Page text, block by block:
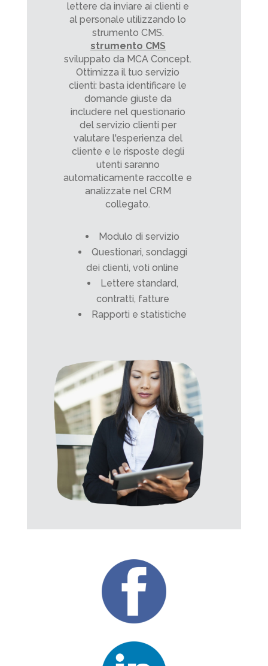
lettere da inviare ai clienti e
al personale utilizzando lo
strumento CMS.
strumento CMS
sviluppato da MCA Concept.
Ottimizza il tuo servizio
clienti: basta identificare le
domande giuste da
includere nel questionario
del servizio clienti per
valutare l'esperienza del
cliente e le risposte degli
utenti saranno
automaticamente raccolte e
analizzate nel CRM
collegato.
Modulo di servizio
Questionari, sondaggi
dei clienti, voti online
Lettere standard,
contratti, fatture
Rapporti e statistiche